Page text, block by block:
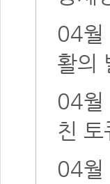
04월
활의
04월
친
04월